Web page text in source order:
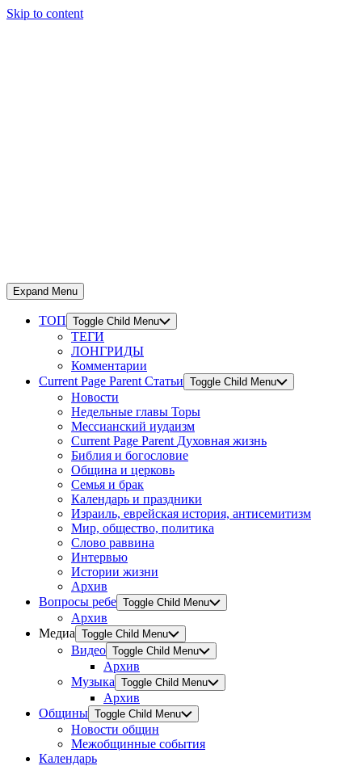
Skip to content
Expand Menu
ТОП Toggle Child Menu
ТЕГИ
ЛОНГРИДЫ
Комментарии
Current Page Parent Статьи Toggle Child Menu
Новости
Недельные главы Торы
Мессианский иудаизм
Current Page Parent Духовная жизнь
Библия и богословие
Община и церковь
Семья и брак
Календарь и праздники
Израиль, еврейская история, антисемитизм
Мир, общество, политика
Слово раввина
Интервью
Истории жизни
Архив
Вопросы ребе Toggle Child Menu
Архив
Медиа Toggle Child Menu
Видео Toggle Child Menu
Архив
Музыка Toggle Child Menu
Архив
Общины Toggle Child Menu
Новости общин
Межобщинные события
Календарь